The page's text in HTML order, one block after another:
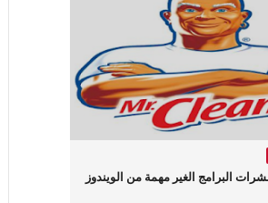
البرامج الغير مهمة من الويندوز